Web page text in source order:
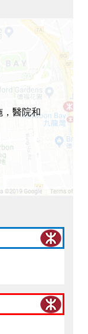
，醫院和